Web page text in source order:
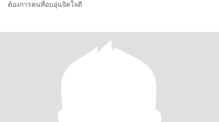
ต้องการคนที่อบอุ่นจิตใจดี